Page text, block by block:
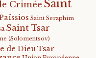
Crimée Saint
Saint Seraphim
Saint Tsar
(Solomentsov)
de DieuTsar